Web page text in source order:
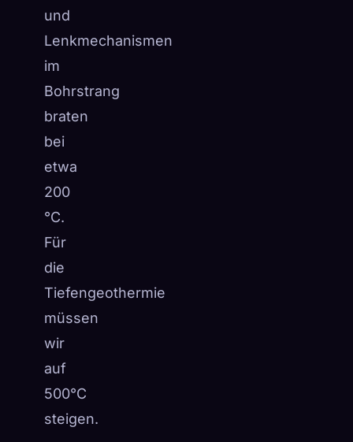
und
Lenkmechanismen
im
Bohrstrang
braten
bei
etwa
200
°C.
Für
die
Tiefengeothermie
müssen
wir
auf
500°C
steigen.